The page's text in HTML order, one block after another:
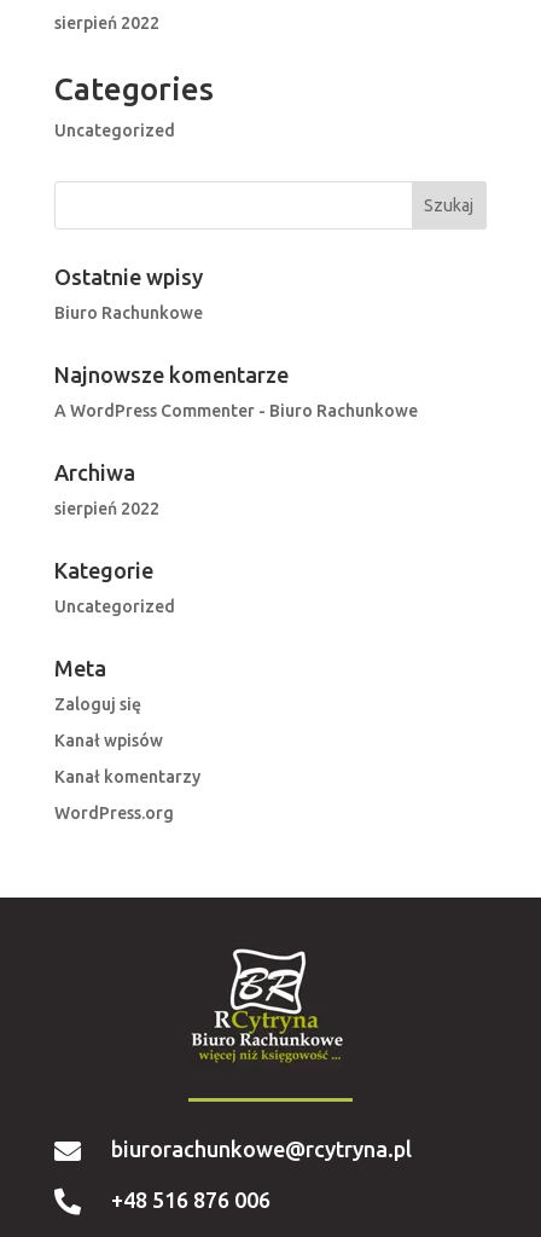
sierpień 2022
Categories
Uncategorized
Ostatnie wpisy
Biuro Rachunkowe
Najnowsze komentarze
A WordPress Commenter- Biuro Rachunkowe
Archiwa
sierpień 2022
Kategorie
Uncategorized
Meta
Zaloguj się
Kanał wpisów
Kanał komentarzy
WordPress.org
 biurorachunkowe@rcytryna.pl
 +48 516 876 006